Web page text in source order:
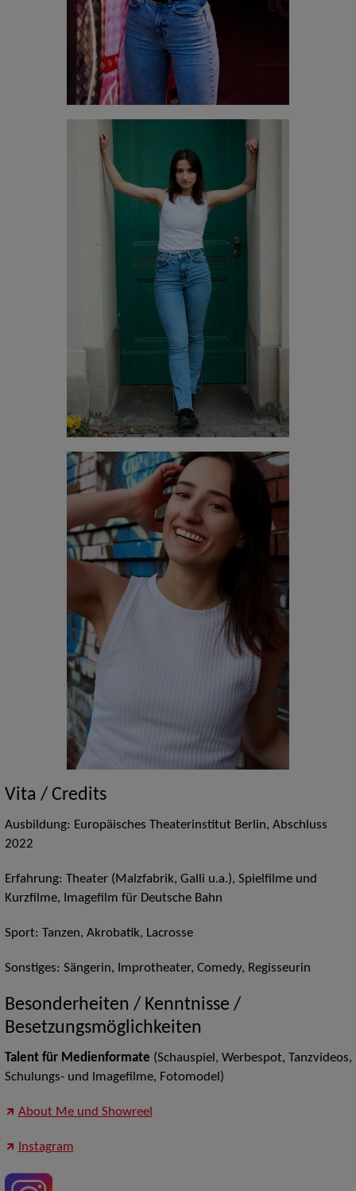
Vita / Credits
Ausbildung: Europäisches Theaterinstitut Berlin, Abschluss
2022
Erfahrung: Theater (Malzfabrik, Galli u.a.), Spielfilme und
Kurzfilme, Imagefilm für Deutsche Bahn
Sport: Tanzen, Akrobatik, Lacrosse
Sonstiges: Sängerin, Improtheater, Comedy, Regisseurin
Besonderheiten / Kenntnisse /
Besetzungsmöglichkeiten
Talent für Medienformate (Schauspiel, Werbespot, Tanzvideos,
Schulungs- und Imagefilme, Fotomodel)
About Me und Showreel
Instagram